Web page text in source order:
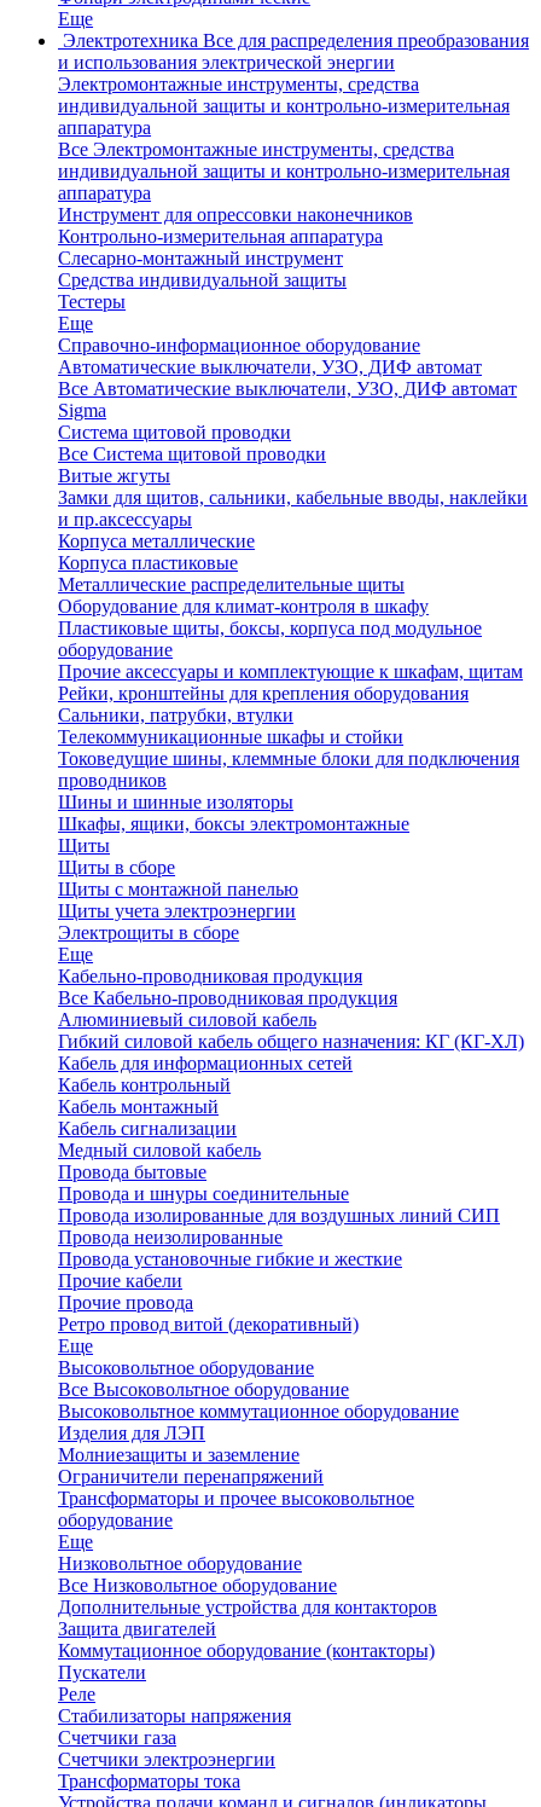
Еще
Электротехника Все для распределения преобразования
и использования электрической энергии
Электромонтажные инструменты, средства
индивидуальной защиты и контрольно-измерительная
аппаратура
Все Электромонтажные инструменты, средства
индивидуальной защиты и контрольно-измерительная
аппаратура
Инструмент для опрессовки наконечников
Контрольно-измерительная аппаратура
Слесарно-монтажный инструмент
Средства индивидуальной защиты
Тестеры
Еще
Справочно-информационное оборудование
Автоматические выключатели, УЗО, ДИФ автомат
Все Автоматические выключатели, УЗО, ДИФ автомат
Sigma
Система щитовой проводки
Все Система щитовой проводки
Витые жгуты
Замки для щитов, сальники, кабельные вводы, наклейки
и пр.аксессуары
Корпуса металлические
Корпуса пластиковые
Металлические распределительные щиты
Оборудование для климат-контроля в шкафу
Пластиковые щиты, боксы, корпуса под модульное
оборудование
Прочие аксессуары и комплектующие к шкафам, щитам
Рейки, кронштейны для крепления оборудования
Сальники, патрубки, втулки
Телекоммуникационные шкафы и стойки
Токоведущие шины, клеммные блоки для подключения
проводников
Шины и шинные изоляторы
Шкафы, ящики, боксы электромонтажные
Щиты
Щиты в сборе
Щиты с монтажной панелью
Щиты учета электроэнергии
Электрощиты в сборе
Еще
Кабельно-проводниковая продукция
Все Кабельно-проводниковая продукция
Алюминиевый силовой кабель
Гибкий силовой кабель общего назначения: КГ (КГ-ХЛ)
Кабель для информационных сетей
Кабель контрольный
Кабель монтажный
Кабель сигнализации
Медный силовой кабель
Провода бытовые
Провода и шнуры соединительные
Провода изолированные для воздушных линий СИП
Провода неизолированные
Провода установочные гибкие и жесткие
Прочие кабели
Прочие провода
Ретро провод витой (декоративный)
Еще
Высоковольтное оборудование
Все Высоковольтное оборудование
Высоковольтное коммутационное оборудование
Изделия для ЛЭП
Молниезащиты и заземление
Ограничители перенапряжений
Трансформаторы и прочее высоковольтное
оборудование
Еще
Низковольтное оборудование
Все Низковольтное оборудование
Дополнительные устройства для контакторов
Защита двигателей
Коммутационное оборудование (контакторы)
Пускатели
Реле
Стабилизаторы напряжения
Счетчики газа
Счетчики электроэнергии
Трансформаторы тока
Устройства подачи команд и сигналов (индикаторы,